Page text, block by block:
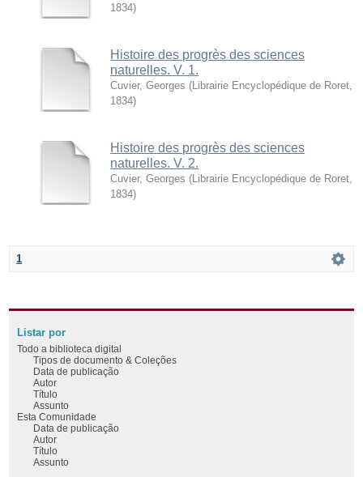
1834)
Histoire des progrès des sciences
naturelles. V. 1.
Cuvier, Georges ( Librairie Encyclopédique de Roret
1834)
Histoire des progrès des sciences
naturelles. V. 2.
Cuvier, Georges ( Librairie Encyclopédique de Roret
1834)
1
Listar por
Todo a biblioteca digital
Tipos de documento & Coleções
Data de publicação
Autor
Título
Assunto
Esta Comunidade
Data de publicação
Autor
Título
Assunto